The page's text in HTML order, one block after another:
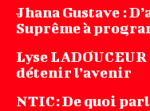
Jhana‌ ‌Gustave‌ ‌:‌
‌Suprême‌ ‌à
Lyse
détenir l’avenir
NTIC: De quoi